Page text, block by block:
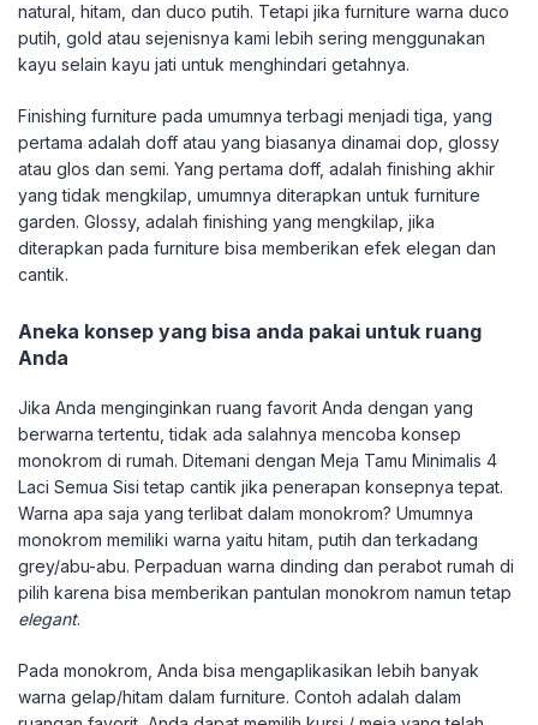
natural, hitam, dan duco putih. Tetapi jika furniture warna duco
putih, gold atau sejenisnya kami lebih sering menggunakan
kayu selain kayu jati untuk menghindari getahnya.
Finishing furniture pada umumnya terbagi menjadi tiga, yang
pertama adalah doff atau yang biasanya dinamai dop, glossy
atau glos dan semi. Yang pertama doff, adalah finishing akhir
yang tidak mengkilap, umumnya diterapkan untuk furniture
garden. Glossy, adalah finishing yang mengkilap, jika
diterapkan pada furniture bisa memberikan efek elegan dan
cantik.
Aneka konsep yang bisa anda pakai untuk ruang
Anda
Jika Anda menginginkan ruang favorit Anda dengan yang
berwarna tertentu, tidak ada salahnya mencoba konsep
monokrom di rumah. Ditemani dengan Meja Tamu Minimalis 4
Laci Semua Sisi tetap cantik jika penerapan konsepnya tepat.
Warna apa saja yang terlibat dalam monokrom? Umumnya
monokrom memiliki warna yaitu hitam, putih dan terkadang
grey/abu-abu. Perpaduan warna dinding dan perabot rumah di
pilih karena bisa memberikan pantulan monokrom namun tetap
elegant.
Pada monokrom, Anda bisa mengaplikasikan lebih banyak
warna gelap/hitam dalam furniture. Contoh adalah dalam